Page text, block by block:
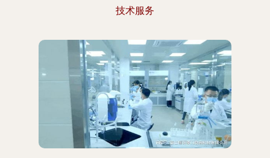
技术服务